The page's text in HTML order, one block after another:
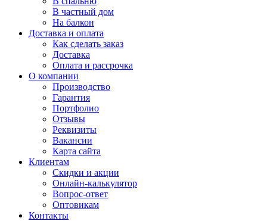
В частный дом
На балкон
Доставка и оплата
Как сделать заказ
Доставка
Оплата и рассрочка
О компании
Производство
Гарантия
Портфолио
Отзывы
Реквизиты
Вакансии
Карта сайта
Клиентам
Скидки и акции
Онлайн-калькулятор
Вопрос-ответ
Оптовикам
Контакты